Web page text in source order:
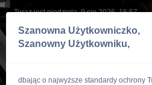
Teraz jest niedziela, 9 sie 2026, 16:57
Szanowna Użytkowniczko,
Szanowny Użytkowniku,
dbając o najwyższe standardy ochrony